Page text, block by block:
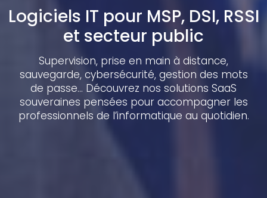
Logiciels IT pour MSP, DSI, RSSI
et secteur public
Supervision, prise en main à distance,
sauvegarde, cybersécurité, gestion des mots
de passe… Découvrez nos solutions SaaS
souveraines pensées pour accompagner les
professionnels de l’informatique au quotidien.